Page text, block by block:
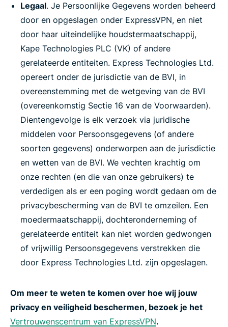
Legaal. Je Persoonlijke Gegevens worden beheerd
door en opgeslagen onder ExpressVPN, en niet
door haar uiteindelijke houdstermaatschappij,
Kape Technologies PLC (VK) of andere
gerelateerde entiteiten. Express Technologies Ltd.
opereert onder de jurisdictie van de BVI, in
overeenstemming met de wetgeving van de BVI
(overeenkomstig Sectie 16 van de Voorwaarden).
Dientengevolge is elk verzoek via juridische
middelen voor Persoonsgegevens (of andere
soorten gegevens) onderworpen aan de jurisdictie
en wetten van de BVI. We vechten krachtig om
onze rechten (en die van onze gebruikers) te
verdedigen als er een poging wordt gedaan om de
privacybescherming van de BVI te omzeilen. Een
moedermaatschappij, dochteronderneming of
gerelateerde entiteit kan niet worden gedwongen
of vrijwillig Persoonsgegevens verstrekken die
door Express Technologies Ltd. zijn opgeslagen.
Om meer te weten te komen over hoe wij jouw
privacy en veiligheid beschermen, bezoek je het
Vertrouwenscentrum van ExpressVPN.